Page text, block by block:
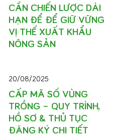
CẦN CHIẾN LƯỢC DÀI
HẠN ĐỂ ĐỂ GIỮ VỮNG
VỊ THẾ XUẤT KHẨU
NÔNG SẢN
20/08/2025
CẤP MÃ SỐ VÙNG
TRỒNG – QUY TRÌNH,
HỒ SƠ & THỦ TỤC
ĐĂNG KÝ CHI TIẾT